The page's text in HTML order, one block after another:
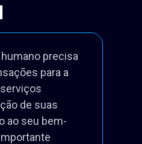
precisa
para a
de suas
ao seu bem-